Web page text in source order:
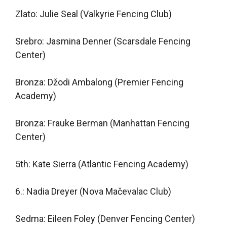
Zlato: Julie Seal (Valkyrie Fencing Club)
Srebro: Jasmina Denner (Scarsdale Fencing
Center)
Bronza: Džodi Ambalong (Premier Fencing
Academy)
Bronza: Frauke Berman (Manhattan Fencing
Center)
5th: Kate Sierra (Atlantic Fencing Academy)
6.: Nadia Dreyer (Nova Mačevalac Club)
Sedma: Eileen Foley (Denver Fencing Center)